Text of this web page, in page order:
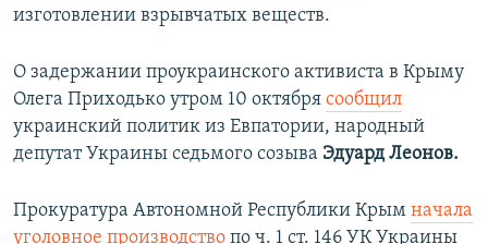
изготовлении взрывчатых веществ.
О задержании проукраинского активиста в Крыму
Олега Приходько утром 10 октября сообщил
украинский политик из Евпатории, народный
депутат Украины седьмого созыва Эдуард Леонов.
Прокуратура Автономной Республики Крым начала
уголовное производство по ч. 1 ст. 146 УК Украины